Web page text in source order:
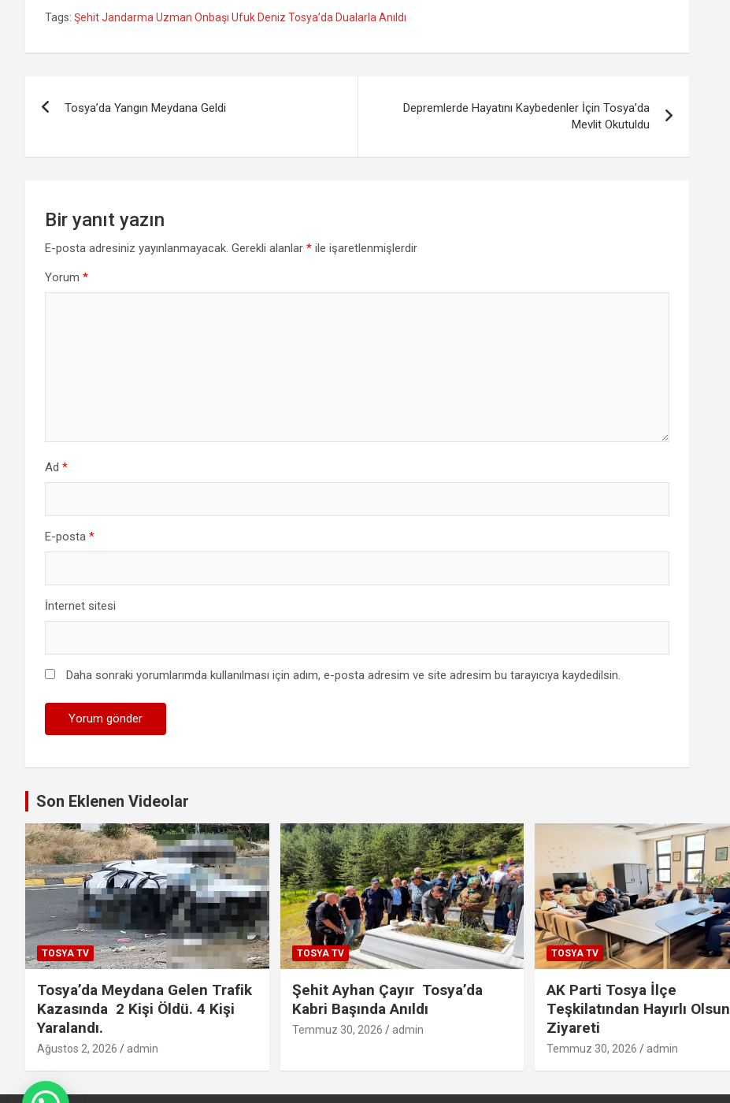
Tags: Şehit Jandarma Uzman Onbaşı Ufuk Deniz Tosya’da Dualarla Anıldı
gezinmesi
Tosya’da Yangın Meydana Geldi
Depremlerde Hayatını Kaybedenler İçin Tosya’da
Mevlit Okutuldu
Bir yanıt yazın
E-posta adresiniz yayınlanmayacak. Gerekli alanlar * ile işaretlenmişlerdir
Yorum *
Ad *
E-posta *
İnternet sitesi
Daha sonraki yorumlarımda kullanılması için adım, e-posta adresim ve site adresim bu tarayıcıya kaydedilsin.
Son Eklenen Videolar
TOSYA TV
Tosya’da Meydana Gelen Trafik
Kazasında 2 Kişi Öldü. 4 Kişi
Yaralandı.
Ağustos 2, 2026 admin
TOSYA TV
Şehit Ayhan Çayır Tosya’da
Kabri Başında Anıldı
Temmuz 30, 2026 admin
TOSYA TV
AK Parti Tosya İlçe
Teşkilatından Hayırlı Olsun
Ziyareti
Temmuz 30, 2026 admin